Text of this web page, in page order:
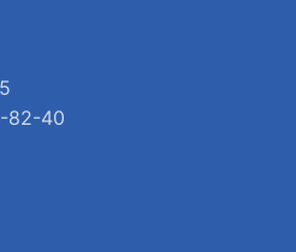
82-40